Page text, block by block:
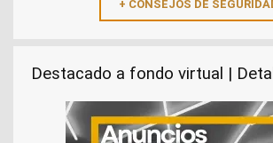
Destacado a fondo virtual |